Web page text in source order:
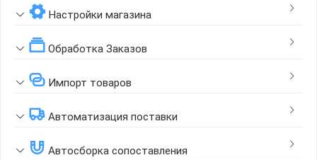
Настройки магазина
Обработка Заказов
Импорт товаров
Автоматизация поставки
Автосборка сопоставления